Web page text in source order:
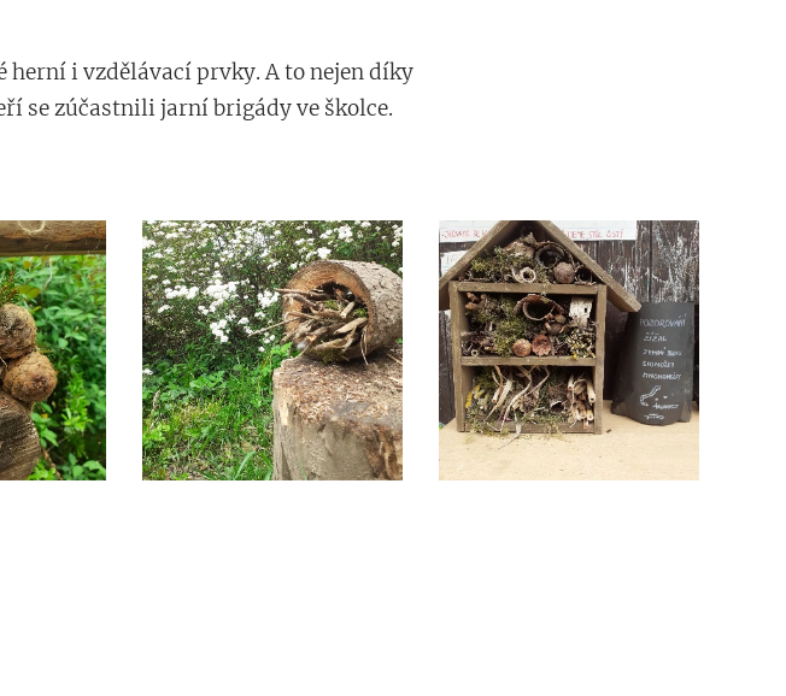
herní i vzdělávací prvky. A to nejen díky
se zúčastnili jarní brigády ve školce.